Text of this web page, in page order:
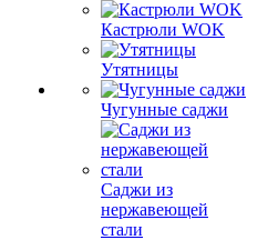
Кастрюли WOK
Утятницы
Чугунные саджи
Саджи из
нержавеющей
стали